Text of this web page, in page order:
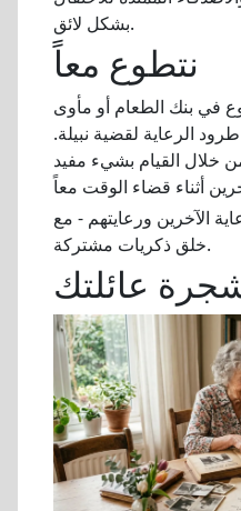
بشكل لائق.
نتطوع معاً
في بنك الطعام أو مأوى
الرعاية لقضية نبيلة.
خلال القيام بشيء مفيد
الآخرين ورعايتهم - مع
خلق ذكريات مشتركة.
عائلتك